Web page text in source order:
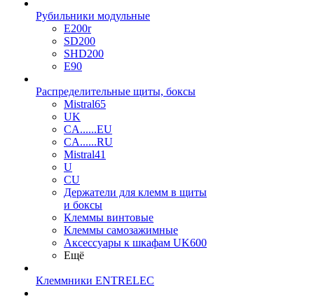
Рубильники модульные
E200r
SD200
SHD200
E90
Распределительные щиты, боксы
Mistral65
UK
CA......EU
CA......RU
Mistral41
U
CU
Держатели для клемм в щиты
и боксы
Клеммы винтовые
Клеммы самозажимные
Аксессуары к шкафам UK600
Ещё
Клеммники ENTRELEC